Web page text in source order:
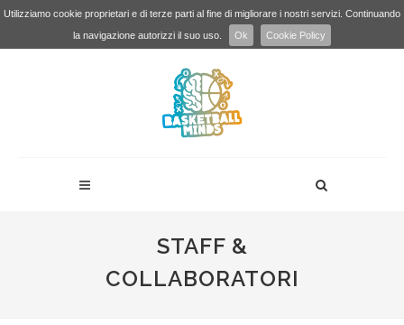
Utilizziamo cookie proprietari e di terze parti al fine di migliorare i nostri servizi. Continuando
la navigazione autorizzi il suo uso.
Ok Cookie Policy
STAFF &
COLLABORATORI